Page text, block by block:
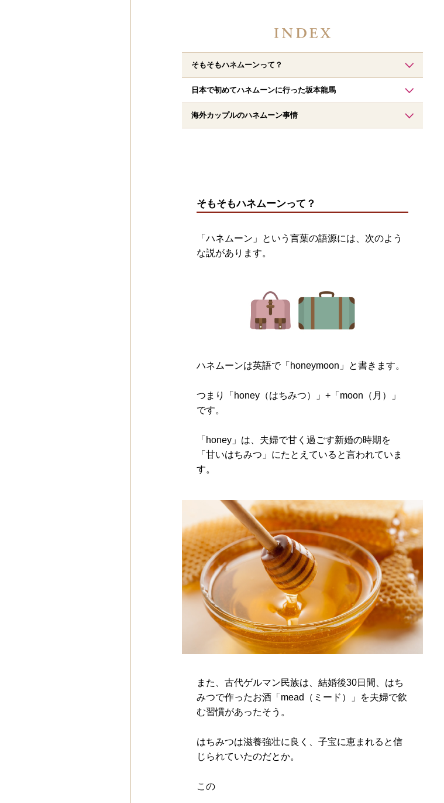
そもそもハネムーンって？
日本で初めてハネムーンに行った坂本龍馬
海外カップルのハネムーン事情
そもそもハネムーンって？
「ハネムーン」という言葉の語源には、次のよう
な説があります。
ハネムーンは英語で「honeymoon」と書きます。
つまり「honey（はちみつ）」+「moon（月）」
です。
「honey」は、夫婦で甘く過ごす新婚の時期を
「甘いはちみつ」にたとえていると言われていま
す。
また、古代ゲルマン民族は、結婚後30日間、はち
みつで作ったお酒「mead（ミード）」を夫婦で飲
む習慣があったそう。
はちみつは滋養強壮に良く、子宝に恵まれると信
じられていたのだとか。
この